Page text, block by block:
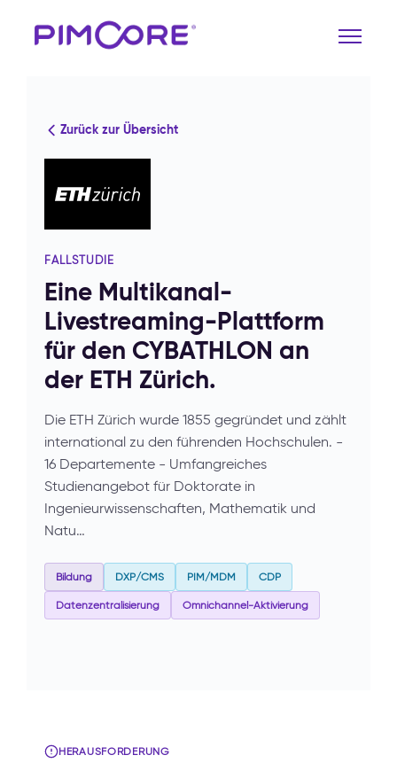
Zurück zur Übersicht
FALLSTUDIE
Eine Multikanal-
Livestreaming-Plattform
für den CYBATHLON an
der ETH Zürich.
Die ETH Zürich wurde 1855 gegründet und zählt
international zu den führenden Hochschulen. -
16 Departemente - Umfangreiches
Studienangebot für Doktorate in
Ingenieurwissenschaften, Mathematik und
Natu…
Bildung DXP/CMS PIM/MDM CDP
Datenzentralisierung Omnichannel-Aktivierung
HERAUSFORDERUNG